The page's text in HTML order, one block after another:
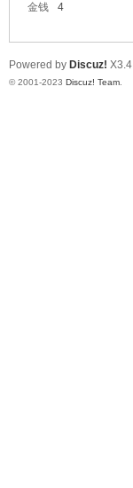
金钱
4
Powered by Discuz! X3.4
© 2001-2023 Discuz! Team